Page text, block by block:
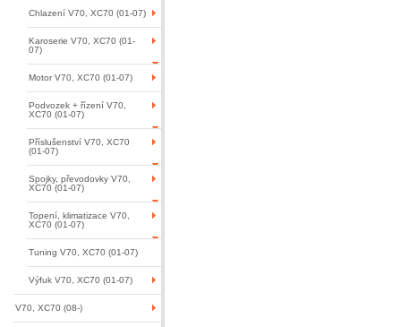
Chlazení V70, XC70 (01-07)
Karoserie V70, XC70 (01-
07)
Motor V70, XC70 (01-07)
Podvozek + řízení V70,
XC70 (01-07)
Příslušenství V70, XC70
(01-07)
Spojky, převodovky V70,
XC70 (01-07)
Topení, klimatizace V70,
XC70 (01-07)
Tuning V70, XC70 (01-07)
Výfuk V70, XC70 (01-07)
V70, XC70 (08-)